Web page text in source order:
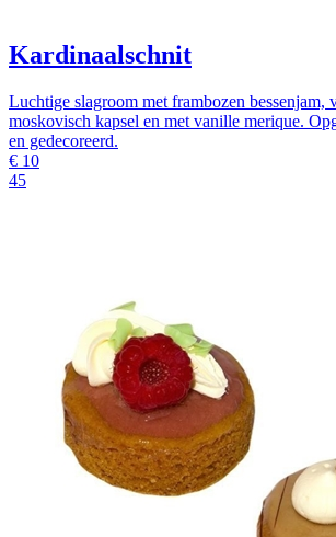
Kardinaalschnit
Luchtige slagroom met frambozen bessenjam,
moskovisch kapsel en met vanille merique.
en gedecoreerd.
€ 10
45